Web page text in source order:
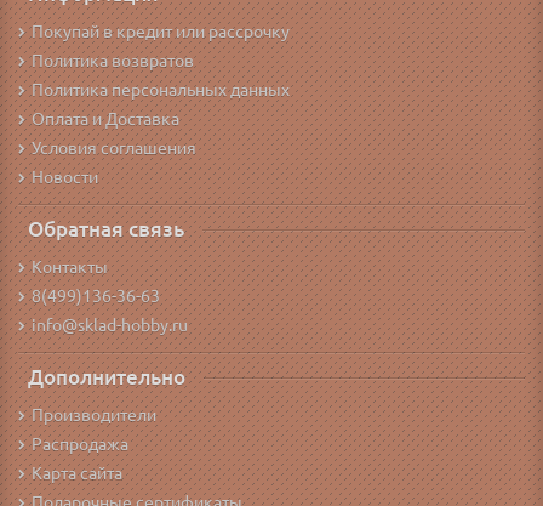
Покупай в кредит или рассрочку
Политика возвратов
Политика персональных данных
Оплата и Доставка
Условия соглашения
Новости
Обратная связь
Контакты
8(499)136-36-63
info@sklad-hobby.ru
Дополнительно
Производители
Распродажа
Карта сайта